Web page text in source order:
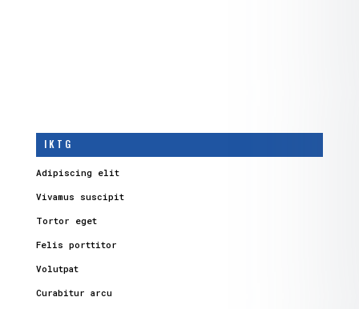
I K T G
Adipiscing elit
Vivamus suscipit
Tortor eget
Felis porttitor
Volutpat
Curabitur arcu